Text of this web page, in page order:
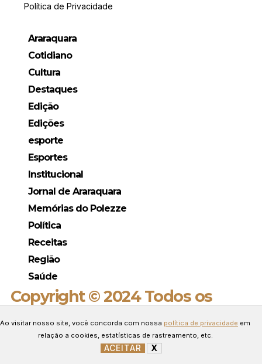
Política de Privacidade
Araraquara
Cotidiano
Cultura
Destaques
Edição
Edições
esporte
Esportes
Institucional
Jornal de Araraquara
Memórias do Polezze
Política
Receitas
Região
Saúde
Copyright © 2024 Todos os
Desenvolvido por Connect Web
Ao visitar nosso site, você concorda com nossa política de privacidade em
relação a cookies, estatísticas de rastreamento, etc.
ACEITAR X
GERENCIAR COOKIES